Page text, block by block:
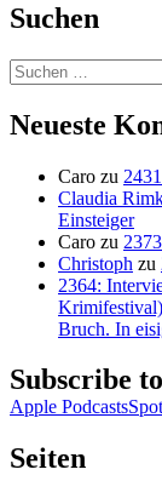
Suchen
Suchen
nach:
Neueste
Caro zu
Claudia
Einsteiger
Caro zu
Christoph zu
2364:
Bruch. In
Subscribe
Apple Podcasts
Seiten